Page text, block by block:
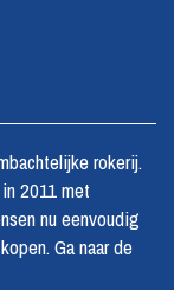
rokerij.
2011 met
nu eenvoudig
Ga naar de